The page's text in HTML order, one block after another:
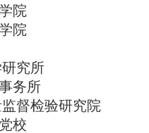
院
院
究所
务所
督检验研究院
校